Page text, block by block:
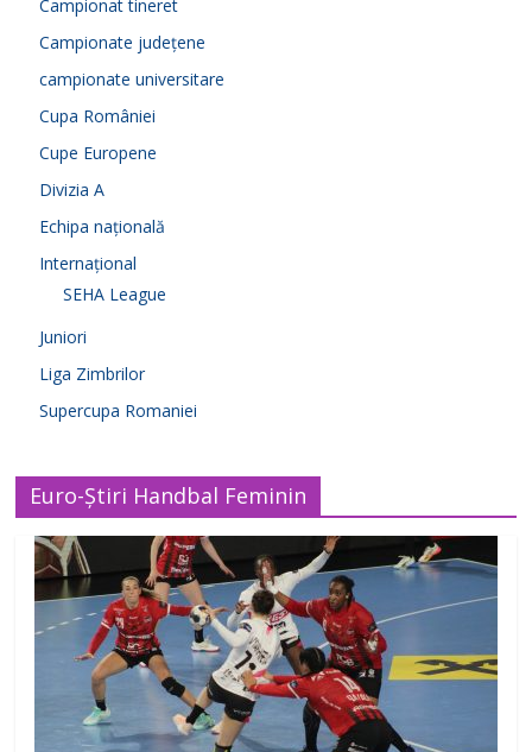
Campionat tineret
Campionate județene
campionate universitare
Cupa României
Cupe Europene
Divizia A
Echipa națională
Internațional
SEHA League
Juniori
Liga Zimbrilor
Supercupa Romaniei
Euro-Știri Handbal Feminin